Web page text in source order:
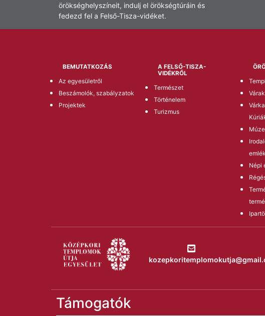
örökséghelyszíneit, indulj el örökségtúráin és
fedezd fel a Felső-Tisza-vidéket.
BEMUTATKOZÁS
Az egyesületről
Beszámolók, szabályzatok
Projektek
A FELSŐ-TISZA-
VIDÉKRŐL
Természet
Történelem
Turizmus
Népi
Támogatók